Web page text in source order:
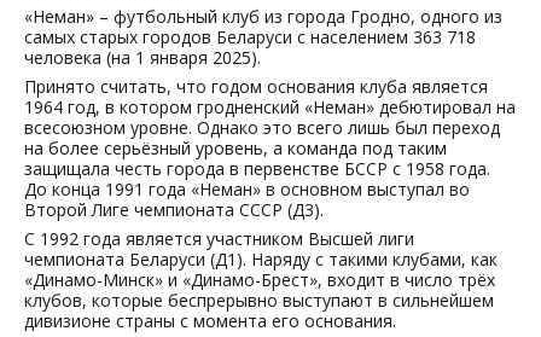
«Неман» – футбольный клуб из города Гродно, одного из
самых старых городов Беларуси с населением 363 718
человека (на 1 января 2025).
Принято считать, что годом основания клуба является
1964 год, в котором гродненский «Неман» дебютировал на
всесоюзном уровне. Однако это всего лишь был переход
на более серьёзный уровень, а команда под таким
защищала честь города в первенстве БССР с 1958 года.
До конца 1991 года «Неман» в основном выступал во
Второй Лиге чемпионата СССР (Д3).
С 1992 года является участником Высшей лиги
чемпионата Беларуси (Д1). Наряду с такими клубами, как
«Динамо-Минск» и «Динамо-Брест», входит в число трёх
клубов, которые беспрерывно выступают в сильнейшем
дивизионе страны с момента его основания.